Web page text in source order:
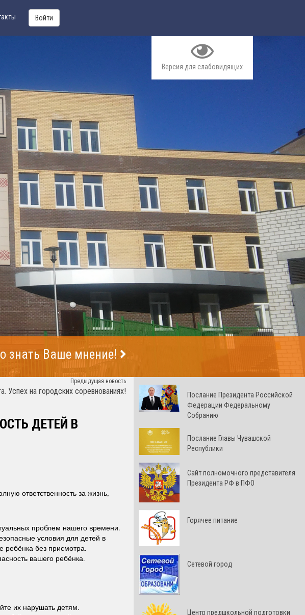
Войти
Версия для слабовидящих
знать Ваше мнение!
Предыдущая новость
Успех на городских соревнованиях!
ДЕТЕЙ В
ответственность за жизнь,
проблем нашего времени.
условия для детей в
ребёнка без присмотра.
вашего ребёнка.
их нарушать детям.
Послание Президента Российской
Федерации Федеральному
Собранию
Послание Главы Чувашской
Республики
Cайт полномочного представителя
Президента РФ в ПФО
Горячее питание
Сетевой город
Центр предшкольной подготовки